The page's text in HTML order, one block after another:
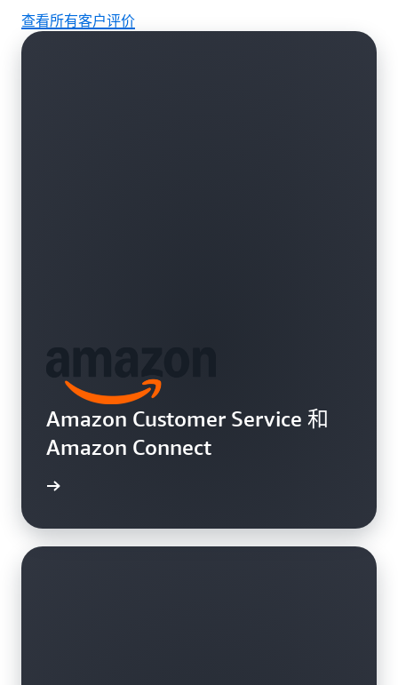
查看所有客户评价
Amazon Customer Service 和
Amazon Connect